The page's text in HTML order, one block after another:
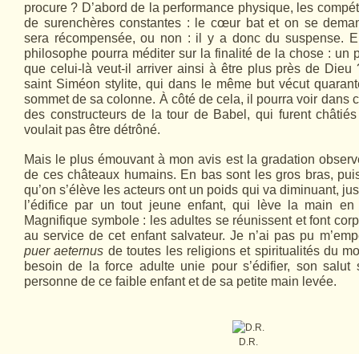
procure ? D’abord de la performance physique, les
de surenchères constantes : le cœur bat et on se
sera récompensée, ou non : il y a donc du suspense.
philosophe pourra méditer sur la finalité de la chose : un
que celui-là veut-il arriver ainsi à être plus près de Dieu
saint Siméon stylite, qui dans le même but vécut
sommet de sa colonne. À côté de cela, il pourra voir dans
des constructeurs de la tour de Babel, qui furent
voulait pas être détrôné.
Mais le plus émouvant à mon avis est la gradation
de ces châteaux humains. En bas sont les gros bras,
qu’on s’élève les acteurs ont un poids qui va diminuant,
l’édifice par un tout jeune enfant, qui lève la main
Magnifique symbole : les adultes se réunissent et font
au service de cet enfant salvateur. Je n’ai pas pu
puer aeternus de toutes les religions et spiritualités du
besoin de la force adulte unie pour s’édifier, son salut
personne de ce faible enfant et de sa petite main levée.
D.R.